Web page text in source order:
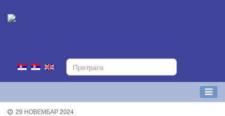
29 НОВЕМБАР 2024